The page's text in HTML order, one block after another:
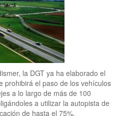
la DGT ya ha elaborado el
prohibirá el paso de los vehículos
a lo largo de más de 100
a utilizar la autopista de
de hasta el 75%.